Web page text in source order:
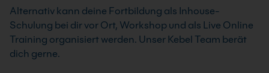
Alternativ kann deine Fortbildung als Inhouse-
Schulung bei dir vor Ort, Workshop und als Live Online
Training organisiert werden. Unser Kebel Team berät
dich gerne.